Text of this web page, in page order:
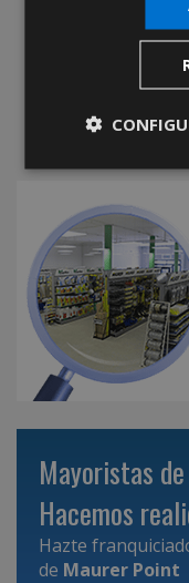
Mayoristas
Hacemos
Hazte
de Maurer Point